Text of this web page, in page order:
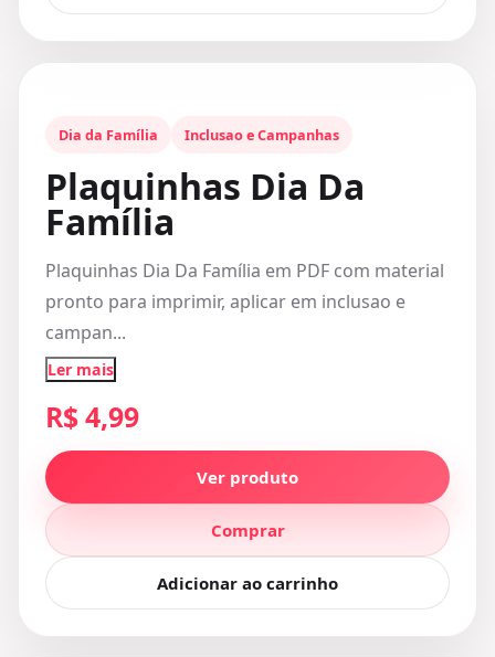
Dia da Família Inclusao e Campanhas
Plaquinhas Dia Da
Família
Plaquinhas Dia Da Família em PDF com material
pronto para imprimir, aplicar em inclusao e
campan...
Ler mais
R$ 4,99
Ver produto
Comprar
Adicionar ao carrinho